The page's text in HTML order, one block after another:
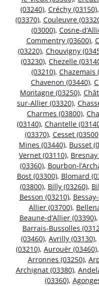
(03240), Créchy (03150),
(03370), Couleuvre
(03000), Cosne-
Commentry (03600),
(03220), Chouvigny
(03230), Chezelle
(03210), Chazemais
Chavenon (03440),
Montagne (03250),
sur-Allier (03320),
Charmes (03800),
(03140), Chantelle
(03370), Cesset
Mines (03440), Busset
Vernet (03110),
(03360), Bourbon-
Bost (03300), Blomard
(03800), Billy (03260),
Besson (03210),
Allier (03700),
Beaune-d’Allier (03390),
Barrais-Bussolles
(03460), Avrilly (03130),
(03210), Aurouër (03460),
Arronnes (03250),
Archignat (03380),
(03360),